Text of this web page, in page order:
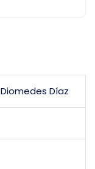
Diomedes Díaz